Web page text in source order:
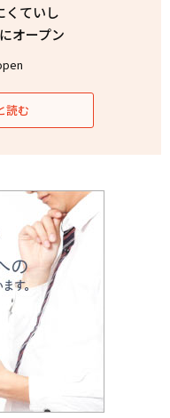
くていし
オープン
読む